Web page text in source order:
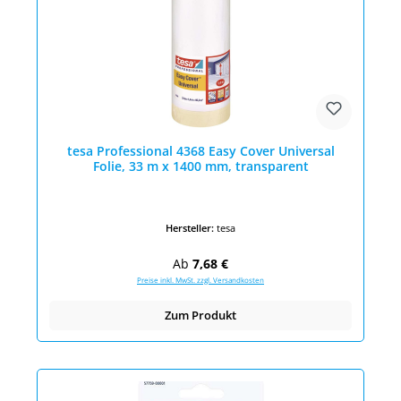
tesa Professional 4368 Easy Cover Universal
Folie, 33 m x 1400 mm, transparent
Hersteller: tesa
Regulärer Preis:
Ab 7,68 €
Preise inkl. MwSt. zzgl. Versandkosten
Zum Produkt